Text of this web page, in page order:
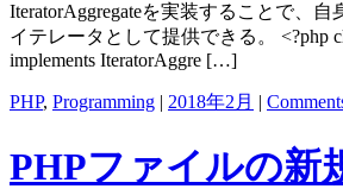
IteratorAggregateを実装することで、
イテレータとして提供できる。 <?php
implements IteratorAggre […]
PHP, Programming | 2018年2月 |
PHPファイルの新